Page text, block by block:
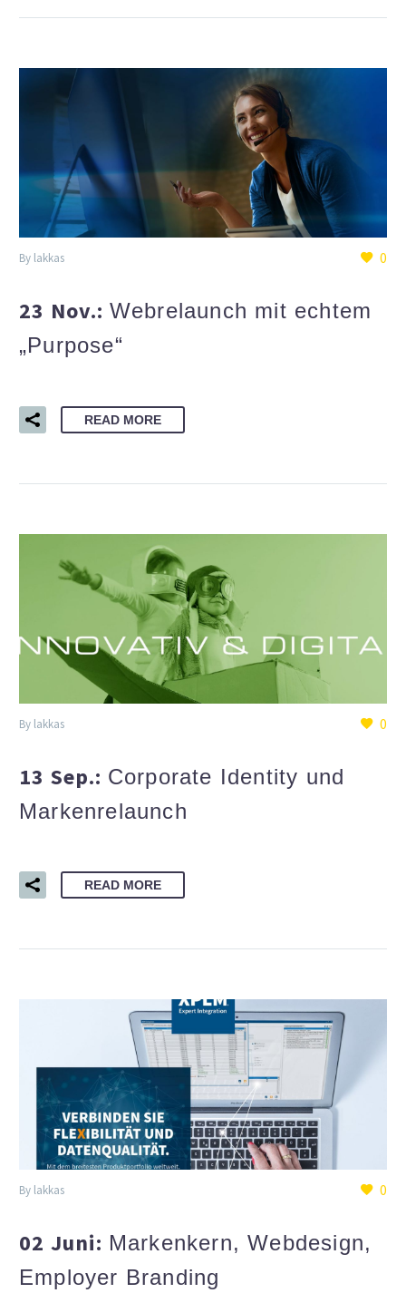
0
By lakkas
23 Nov.: Webrelaunch mit echtem
„Purpose“
READ MORE
0
By lakkas
13 Sep.: Corporate Identity und
Markenrelaunch
READ MORE
0
By lakkas
02 Juni: Markenkern, Webdesign,
Employer Branding